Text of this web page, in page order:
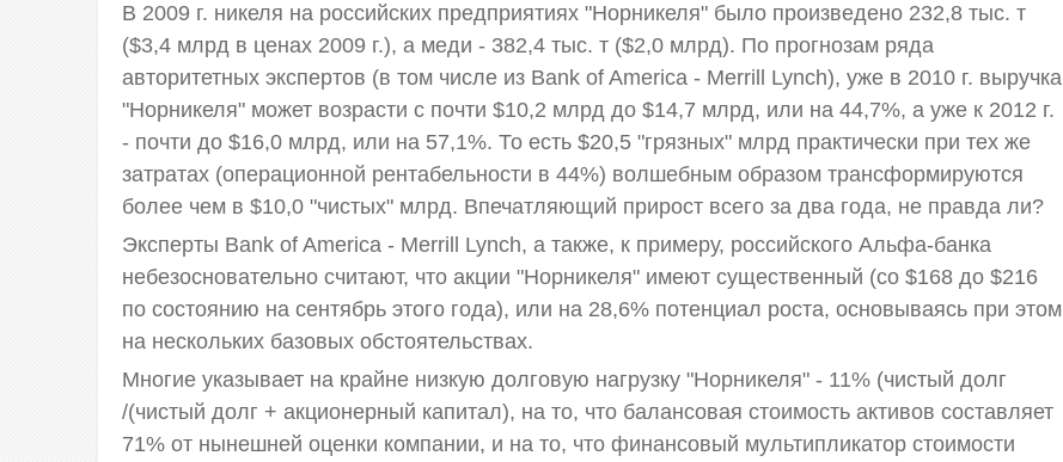
В 2009 г. никеля на российских предприятиях "Норникеля" было произведено 232,8 тыс. т
($3,4 млрд в ценах 2009 г.), а меди - 382,4 тыс. т ($2,0 млрд). По прогнозам ряда
авторитетных экспертов (в том числе из Bank of America - Merrill Lynch), уже в 2010 г. выручка
"Норникеля" может возрасти с почти $10,2 млрд до $14,7 млрд, или на 44,7%, а уже к 2012 г.
- почти до $16,0 млрд, или на 57,1%. То есть $20,5 "грязных" млрд практически при тех же
затратах (операционной рентабельности в 44%) волшебным образом трансформируются
более чем в $10,0 "чистых" млрд. Впечатляющий прирост всего за два года, не правда ли?
Эксперты Bank of America - Merrill Lynch, а также, к примеру, российского Альфа-банка
небезосновательно считают, что акции "Норникеля" имеют существенный (со $168 до $216
по состоянию на сентябрь этого года), или на 28,6% потенциал роста, основываясь при этом
на нескольких базовых обстоятельствах.
Многие указывает на крайне низкую долговую нагрузку "Норникеля" - 11% (чистый долг
/(чистый долг + акционерный капитал), на то, что балансовая стоимость активов составляет
71% от нынешней оценки компании, и на то, что финансовый мультипликатор стоимости